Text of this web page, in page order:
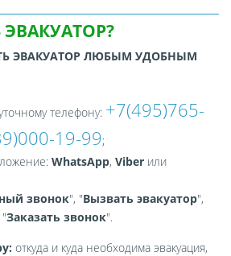
ЭВАКУАТОР ЛЮБЫМ УДОБНЫМ
телефону: +7(495)765-
19-99;
WhatsApp, Viber или
звонок", "Вызвать эвакуатор",
Заказать звонок".
откуда и куда необходима эвакуация,